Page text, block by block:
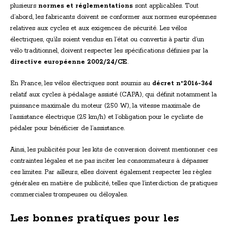
plusieurs normes et réglementations sont applicables. Tout
d’abord, les fabricants doivent se conformer aux normes européennes
relatives aux cycles et aux exigences de sécurité. Les vélos
électriques, qu’ils soient vendus en l’état ou convertis à partir d’un
vélo traditionnel, doivent respecter les spécifications définies par la
directive européenne 2002/24/CE.
En France, les vélos électriques sont soumis au décret n°2016-364
relatif aux cycles à pédalage assisté (CAPA), qui définit notamment la
puissance maximale du moteur (250 W), la vitesse maximale de
l’assistance électrique (25 km/h) et l’obligation pour le cycliste de
pédaler pour bénéficier de l’assistance.
Ainsi, les publicités pour les kits de conversion doivent mentionner ces
contraintes légales et ne pas inciter les consommateurs à dépasser
ces limites. Par ailleurs, elles doivent également respecter les règles
générales en matière de publicité, telles que l’interdiction de pratiques
commerciales trompeuses ou déloyales.
Les bonnes pratiques pour les